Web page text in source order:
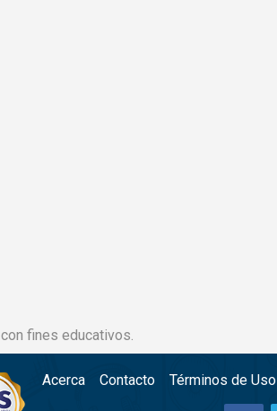
fines educativos.
Acerca Contacto Términos de Uso